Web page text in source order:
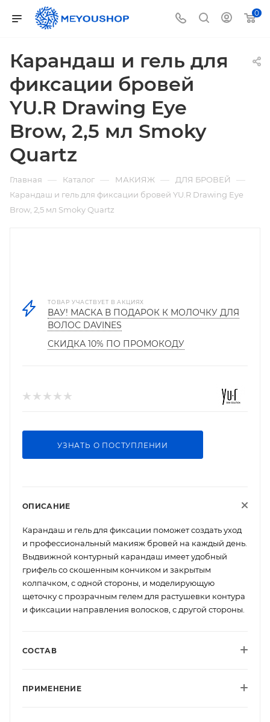
0
Карандаш и гель для
фиксации бровей
YU.R Drawing Eye
Brow, 2,5 мл Smoky
Quartz
Главная — Каталог — МАКИЯЖ — ДЛЯ БРОВЕЙ —
Карандаш и гель для фиксации бровей YU.R Drawing Eye
Brow, 2,5 мл Smoky Quartz
ТОВАР УЧАСТВУЕТ В АКЦИЯХ
ВАУ! МАСКА В ПОДАРОК К МОЛОЧКУ ДЛЯ
ВОЛОС DAVINES
СКИДКА 10% ПО ПРОМОКОДУ
УЗНАТЬ О ПОСТУПЛЕНИИ
ОПИСАНИЕ
Карандаш и гель для фиксации поможет создать уход
и профессиональный макияж бровей на каждый день.
Выдвижной контурный карандаш имеет удобный
грифель со скошенным кончиком и закрытым
колпачком, с одной стороны, и моделирующую
щеточку с прозрачным гелем для растушевки контура
и фиксации направления волосков, с другой стороны.
СОСТАВ
ПРИМЕНЕНИЕ